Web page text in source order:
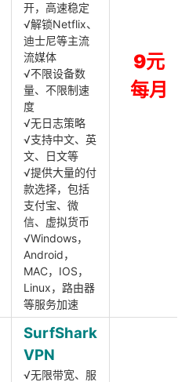
开，高速稳定
√解锁Netflix、
迪士尼等主流
流媒体
√不限设备数
量、不限制速
度
√无日志策略
√支持中文、英
文、日文等
√提供大量的付
款选择，包括
支付宝、微
信、虚拟货币
√Windows，
Android，
MAC，IOS，
Linux，路由器
等服务加速
9元
每月
SurfShark
VPN
√无限带宽、服